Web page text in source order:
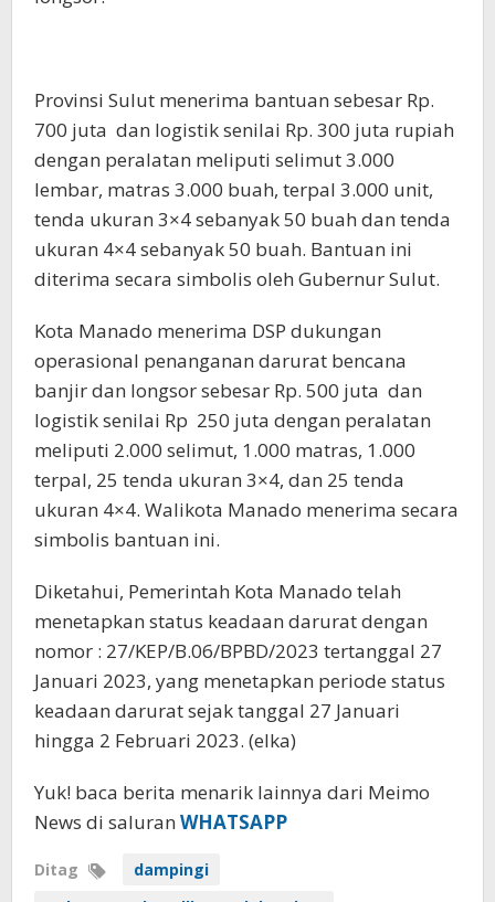
Provinsi Sulut menerima bantuan sebesar Rp.
700 juta dan logistik senilai Rp. 300 juta rupiah
dengan peralatan meliputi selimut 3.000
lembar, matras 3.000 buah, terpal 3.000 unit,
tenda ukuran 3×4 sebanyak 50 buah dan tenda
ukuran 4×4 sebanyak 50 buah. Bantuan ini
diterima secara simbolis oleh Gubernur Sulut.
Kota Manado menerima DSP dukungan
operasional penanganan darurat bencana
banjir dan longsor sebesar Rp. 500 juta dan
logistik senilai Rp 250 juta dengan peralatan
meliputi 2.000 selimut, 1.000 matras, 1.000
terpal, 25 tenda ukuran 3×4, dan 25 tenda
ukuran 4×4. Walikota Manado menerima secara
simbolis bantuan ini.
Diketahui, Pemerintah Kota Manado telah
menetapkan status keadaan darurat dengan
nomor : 27/KEP/B.06/BPBD/2023 tertanggal 27
Januari 2023, yang menetapkan periode status
keadaan darurat sejak tanggal 27 Januari
hingga 2 Februari 2023. (elka)
Yuk! baca berita menarik lainnya dari Meimo
News di saluran WHATSAPP
Ditag
dampingi